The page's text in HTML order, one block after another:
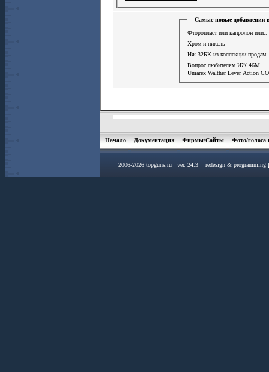
Самые новые добавления
Фторопласт или капролон или..
Хром и никель
Иж-32БК из коллекции продам
Вопрос любителям ИЖ 46М.
Umarex Walther Lever Action
Начало Документация Фирмы/Сайты Фото/голоса
2006-2026 topguns.ru ver. 24.3 redesign & programming